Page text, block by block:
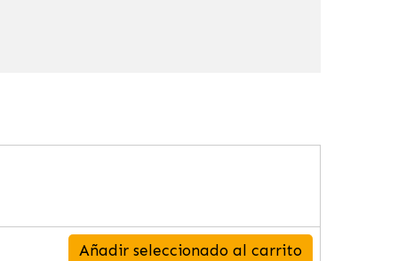
Añadir seleccionado al carrito